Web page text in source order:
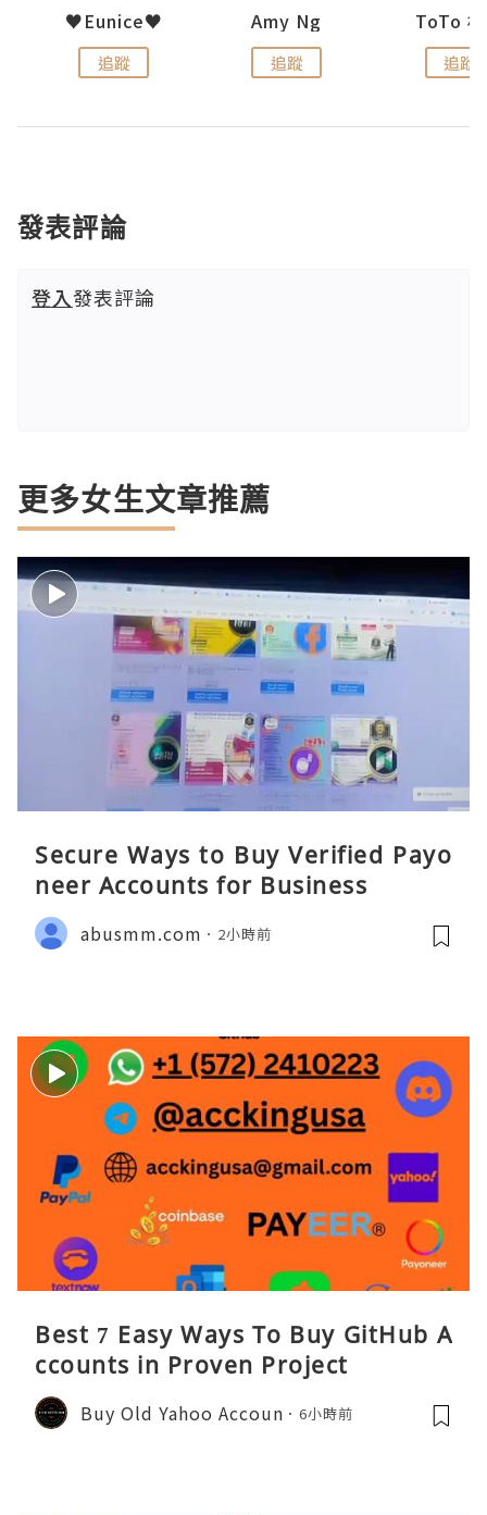
♥Eunice♥
追蹤
Amy Ng
追蹤
ToTo
追蹤
發表評論
登入發表評論
更多女生文章推薦
Secure Ways to Buy Verified Payo
neer Accounts for Business
abusmm.com 2小時前
Best 7 Easy Ways To Buy GitHub A
ccounts in Proven Project
Buy Old Yahoo Accoun 6小時前